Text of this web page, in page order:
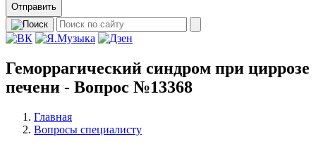
Отправить
Геморрагический синдром при циррозе
печени - Вопрос №13368
Главная
Вопросы специалисту